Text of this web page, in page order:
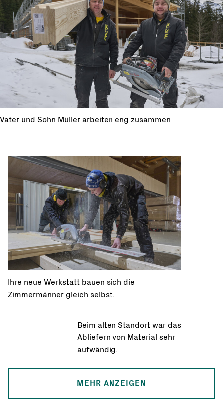
Vater und Sohn Müller arbeiten eng zusammen
Ihre neue Werkstatt bauen sich die
Zimmermänner gleich selbst.
Beim alten Standort war das
Abliefern von Material sehr
aufwändig.
MEHR ANZEIGEN